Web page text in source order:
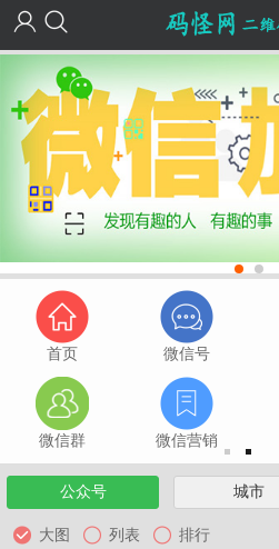
首页 微信号
微信群 微信营销
公众号 城市
大图 列表 排行